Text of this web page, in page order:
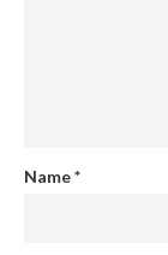
Name*